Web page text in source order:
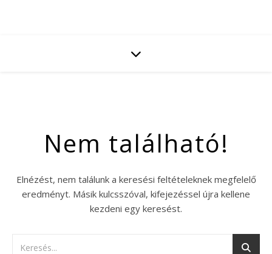
Nem található!
Elnézést, nem találunk a keresési feltételeknek megfelelő
eredményt. Másik kulcsszóval, kifejezéssel újra kellene
kezdeni egy keresést.